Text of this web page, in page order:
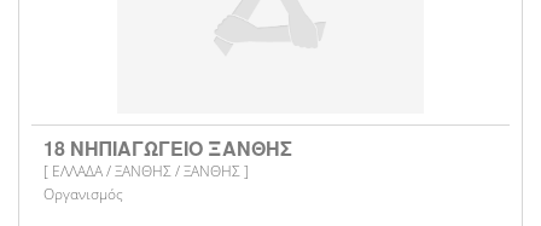
18 ΝΗΠΙΑΓΩΓΕΙΟ ΞΑΝΘΗΣ
[ ΕΛΛΑΔΑ / ΞΑΝΘΗΣ / ΞΑΝΘΗΣ ]
Οργανισμός